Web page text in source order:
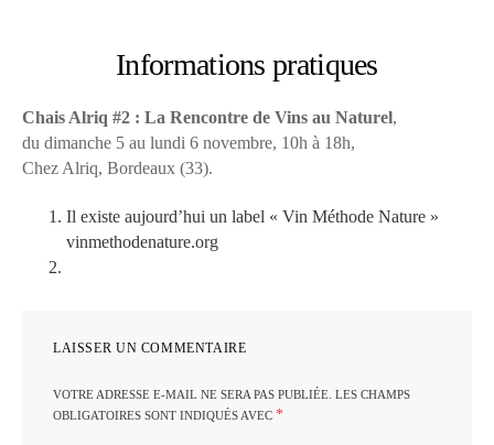
Informations pratiques
Chais Alriq #2 : La Rencontre de Vins au Naturel,
du dimanche 5 au lundi 6 novembre, 10h à 18h,
Chez Alriq, Bordeaux (33).
Il existe aujourd’hui un label « Vin Méthode Nature »
vinmethodenature.org
LAISSER UN COMMENTAIRE
VOTRE ADRESSE E-MAIL NE SERA PAS PUBLIÉE. LES CHAMPS
OBLIGATOIRES SONT INDIQUÉS AVEC *